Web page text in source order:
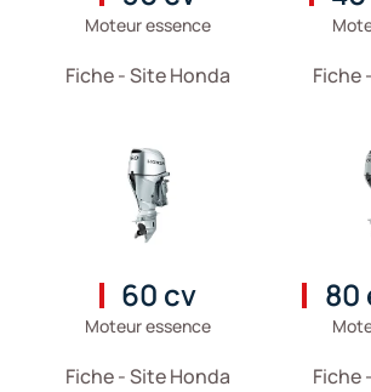
Moteur essence
Fiche - Site Honda Fiche
60 cv
Moteur essence
Fiche - Site Honda
80
Fiche